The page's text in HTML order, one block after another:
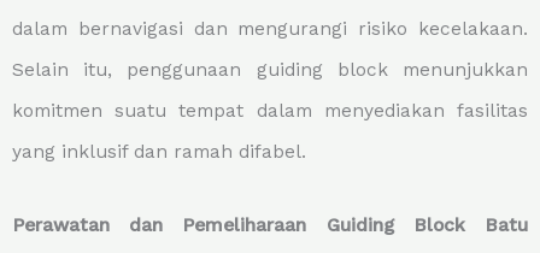
dalam bernavigasi dan mengurangi risiko kecelakaan.
Selain itu, penggunaan guiding block menunjukkan
komitmen suatu tempat dalam menyediakan fasilitas
yang inklusif dan ramah difabel.
Perawatan dan Pemeliharaan Guiding Block Batu